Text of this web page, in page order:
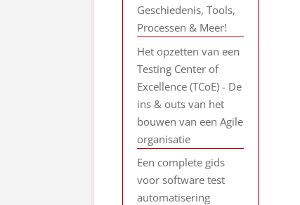
Geschiedenis, Tools,
Processen & Meer!
Het opzetten van een
Testing Center of
Excellence (TCoE) - De
ins & outs van het
bouwen van een Agile
organisatie
Een complete gids
voor software test
automatisering